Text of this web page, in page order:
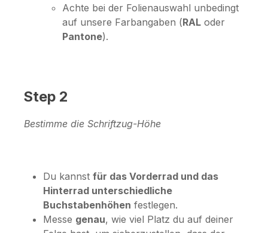
Achte bei der Folienauswahl unbedingt
auf unsere Farbangaben (RAL oder
Pantone).
Step 2
Bestimme die Schriftzug-Höhe
Du kannst für das Vorderrad und das
Hinterrad unterschiedliche
Buchstabenhöhen festlegen.
Messe genau, wie viel Platz du auf deiner